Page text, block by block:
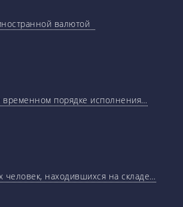
валютой
порядке исполнения…
находившихся на складе…